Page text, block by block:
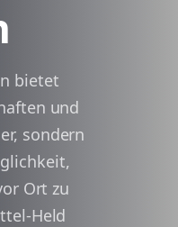
bietet
und
sondern
Ort zu
Held